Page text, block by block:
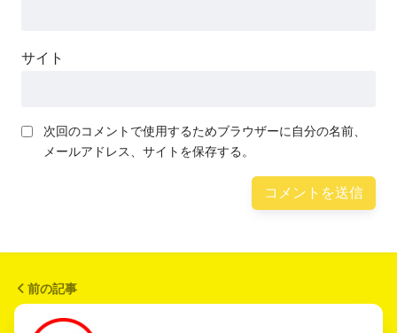
サイト
次回のコメントで使用するためブラウザーに自分の名前、
メールアドレス、サイトを保存する。
前の記事